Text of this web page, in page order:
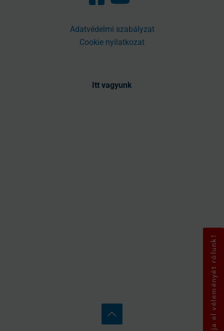
Adatvédelmi szabályzat
Cookie nyilatkozat
Itt vagyunk
Mondja el véleményét rólunk!